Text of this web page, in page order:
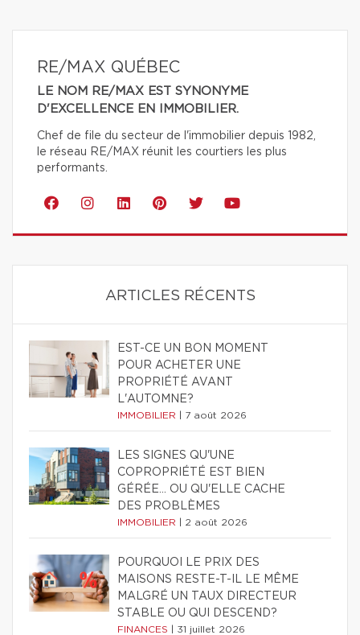
RE/MAX QUÉBEC
LE NOM RE/MAX EST SYNONYME
D'EXCELLENCE EN IMMOBILIER.
Chef de file du secteur de l'immobilier depuis 1982,
le réseau RE/MAX réunit les courtiers les plus
performants.
ARTICLES RÉCENTS
EST-CE UN BON MOMENT
POUR ACHETER UNE
PROPRIÉTÉ AVANT
L'AUTOMNE?
IMMOBILIER 7 août 2026
LES SIGNES QU'UNE
COPROPRIÉTÉ EST BIEN
GÉRÉE… OU QU'ELLE CACHE
DES PROBLÈMES
IMMOBILIER 2 août 2026
POURQUOI LE PRIX DES
MAISONS RESTE-T-IL LE MÊME
MALGRÉ UN TAUX DIRECTEUR
STABLE OU QUI DESCEND?
FINANCES 31 juillet 2026